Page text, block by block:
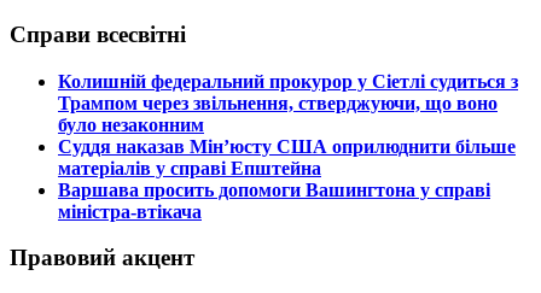
Справи всесвітні
​Колишній федеральний прокурор у Сіетлі судиться з
Трампом через звільнення, стверджуючи, що воно
було незаконним
​Суддя наказав Мін’юсту США оприлюднити більше
матеріалів у справі Епштейна
​Варшава просить допомоги Вашингтона у справі
міністра-втікача
Правовий акцент